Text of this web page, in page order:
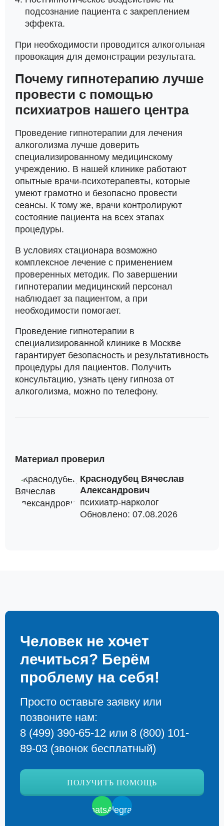
подсознание пациента с закреплением
эффекта.
При необходимости проводится алкогольная
провокация для демонстрации результата.
Почему гипнотерапию лучше
провести с помощью
психиатров нашего центра
Проведение гипнотерапии для лечения
алкоголизма лучше доверить
специализированному медицинскому
учреждению. В нашей клинике работают
опытные врачи-психотерапевты, которые
умеют грамотно и безопасно провести
сеансы. К тому же, врачи контролируют
состояние пациента на всех этапах
процедуры.
В условиях стационара возможно
комплексное лечение с применением
проверенных методик. По завершении
гипнотерапии медицинский персонал
наблюдает за пациентом, а при
необходимости помогает.
Проведение гипнотерапии в
специализированной клинике в Москве
гарантирует безопасность и результативность
процедуры для пациентов. Получить
консультацию, узнать цену гипноза от
алкоголизма, можно по телефону.
Материал проверил
Краснодубец Вячеслав
Александрович
психиатр-нарколог
Обновлено: 07.08.2026
Человек не хочет
лечиться? Берём
проблему на себя!
Просто оставьте заявку или
позвоните нам:
8 (499) 390-65-12 или 8 (800) 101-
89-03 (звонок бесплатный)
ПОЛУЧИТЬ ПОМОЩЬ